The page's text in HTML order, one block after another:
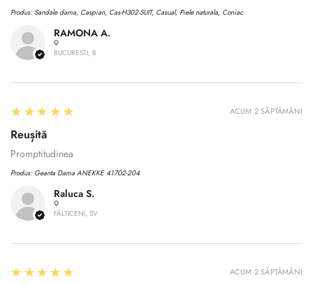
RAMONA A.
BUCURESTI, B
Produs: Sandale dama, Caspian, Cas-H302-SUIT, Casual, Piele naturala, Coniac
Raluca S.
FĂLTICENI, SV
5
★★★★★
Reușită
Promptitudinea
Produs: Geanta Dama ANEKKE 41702-204
ACUM 2 SĂPTĂMÂNI
5
★★★★★ ACUM 2 SĂPTĂMÂNI
Confirm your age
Are you 18 years old or older?